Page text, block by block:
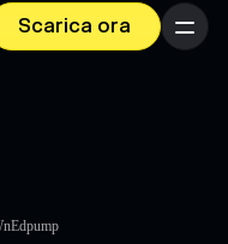
Scarica ora Menu